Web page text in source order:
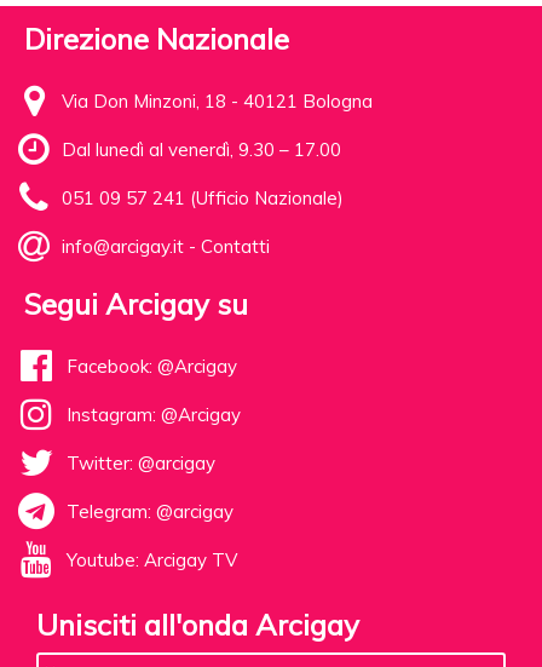
Direzione Nazionale
Via Don Minzoni, 18 - 40121 Bologna
Dal lunedì al venerdì, 9.30 – 17.00
051 09 57 241 (Ufficio Nazionale)
info@arcigay.it - Contatti
Segui Arcigay su
Facebook: @Arcigay
Instagram: @Arcigay
Twitter: @arcigay
Telegram: @arcigay
Youtube: Arcigay TV
Unisciti all'onda Arcigay